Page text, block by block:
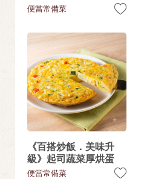
便當常備菜
《百搭炒飯．美味升
級》起司蔬菜厚烘蛋
便當常備菜